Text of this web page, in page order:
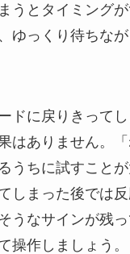
うとタイミング
ゆっくり待ちな
ドに戻りきって
はありません。
うちに試すこと
しまった後では
うなサインが残
操作しましょう。